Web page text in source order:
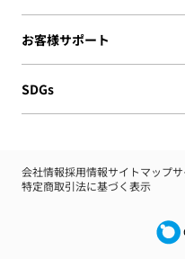
お客様サポート
SDGs
会社情報採用情報サイトマップ
特定商取引法に基づく表示